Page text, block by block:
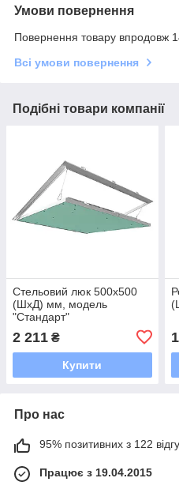
Умови повернення
Повернення товару впродовж
Всі умови повернення
Подібні товари компанії
Стельовий люк 500х500
(ШхД) мм, модель
"Стандарт"
2 211 ₴
Купити
Про нас
95% позитивних з 122
Працює з 19.04.2015